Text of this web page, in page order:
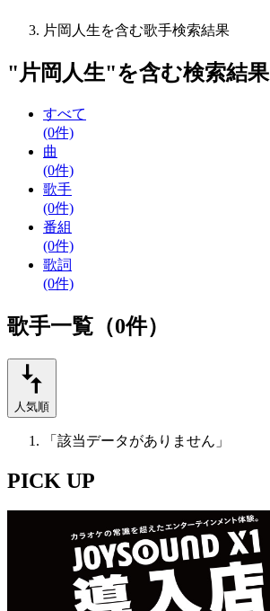
片岡人生を含む歌手検索結果
"片岡人生"を含む検索結果
すべて
(0件)
曲
(0件)
歌手
(0件)
番組
(0件)
歌詞
(0件)
歌手一覧（0件）
人気順
「該当データがありません」
PICK UP